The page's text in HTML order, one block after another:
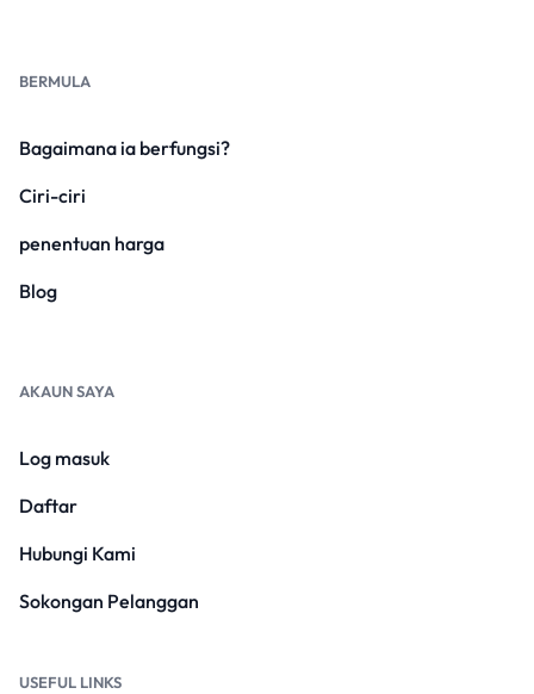
BERMULA
Bagaimana ia berfungsi?
Ciri-ciri
penentuan harga
Blog
AKAUN SAYA
Log masuk
Daftar
Hubungi Kami
Sokongan Pelanggan
USEFUL LINKS